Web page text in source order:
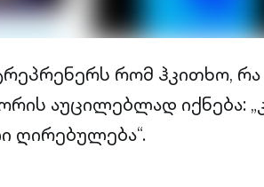
რომ ჰკითხო,
აუცილებლად იქნება:
ღირებულება“.